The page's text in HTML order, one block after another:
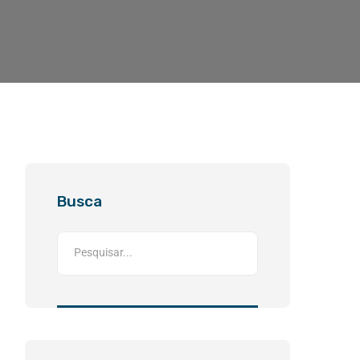
Busca